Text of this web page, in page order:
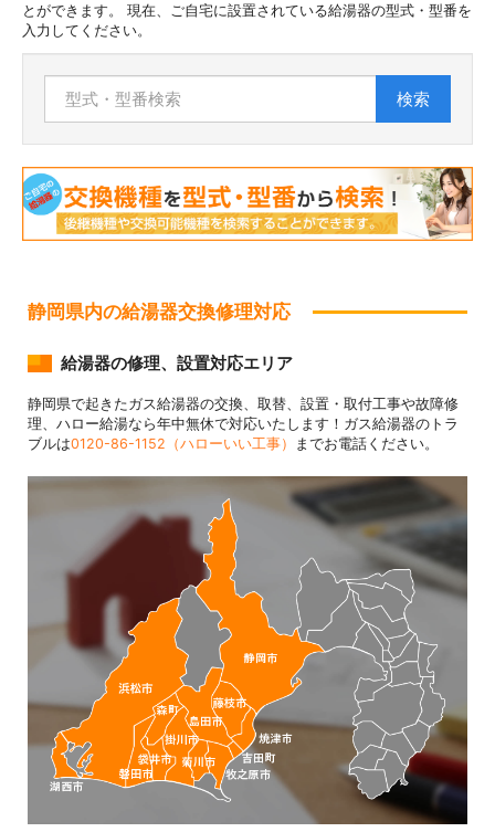
とができます。 現在、ご自宅に設置されている給湯器の型式・型番を
入力してください。
検索
静岡県内の給湯器交換修理対応
給湯器の修理、設置対応エリア
静岡県で起きたガス給湯器の交換、取替、設置・取付工事や故障修
理、ハロー給湯なら年中無休で対応いたします！ガス給湯器のトラ
ブルは0120-86-1152（ハローいい工事） までお電話ください。